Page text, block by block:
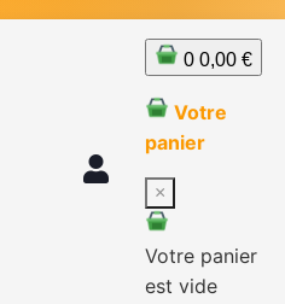
0 0,00 €
Votre
panier
×
Votre panier
est vide